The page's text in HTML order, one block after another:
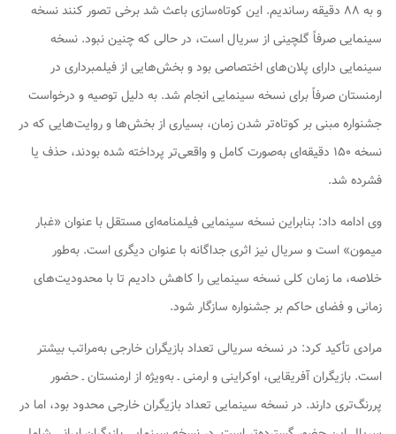
و به ۸۸ دقیقه رساندیم. این کوتاه‌سازی باعث شد برخی تصور کنند نسخه
سینمایی صرفاً گلچینی از سریال است، در حالی که چنین نبود. نسخه
سینمایی دارای پلان‌های اختصاصی بود و بخش‌هایی از فیلمبرداری در
ارمنستان صرفاً برای نسخه سینمایی انجام شد. به دلیل توصیه و درخواست
جشنواره مبنی بر کوتاه‌تر شدن زمان، بسیاری از بخش‌ها و روایت‌هایی که در
نسخه ۱۵۰ دقیقه‌ای به‌صورت کامل و واقعی‌تر پرداخته شده بودند، حذف یا
فشرده شد.
وی ادامه داد: بنابراین نسخه سینمایی فیلمنامه‌ای مستقل با عنوان «غبار
میمون» است و سریال نیز اثری جداگانه با عنوان دیگری است. به‌طور
خلاصه، ما زمان کلی نسخه سینمایی را کاهش دادیم تا با محدودیت‌های
زمانی و فضای حاکم بر جشنواره سازگار شود.
مرادی تأکید کرد: در نسخه سریالی تعداد بازیگران خارجی به‌مراتب بیشتر
است. بازیگران آفریقایی، اوکراینی و ارمنی ـ به‌ویژه از ارمنستان ـ حضور
پررنگ‌تری دارند. در نسخه سینمایی تعداد بازیگران خارجی محدود بود، اما در